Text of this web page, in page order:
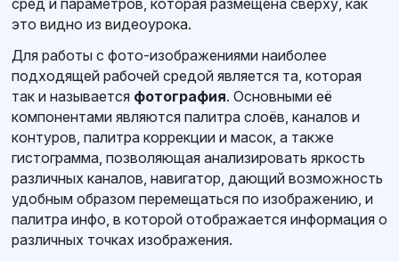
сред и параметров, которая размещена сверху, как
это видно из видеоурока.
Для работы с фото-изображениями наиболее
подходящей рабочей средой является та, которая
так и называется фотография. Основными её
компонентами являются палитра слоёв, каналов и
контуров, палитра коррекции и масок, а также
гистограмма, позволяющая анализировать яркость
различных каналов, навигатор, дающий возможность
удобным образом перемещаться по изображению, и
палитра инфо, в которой отображается информация о
различных точках изображения.